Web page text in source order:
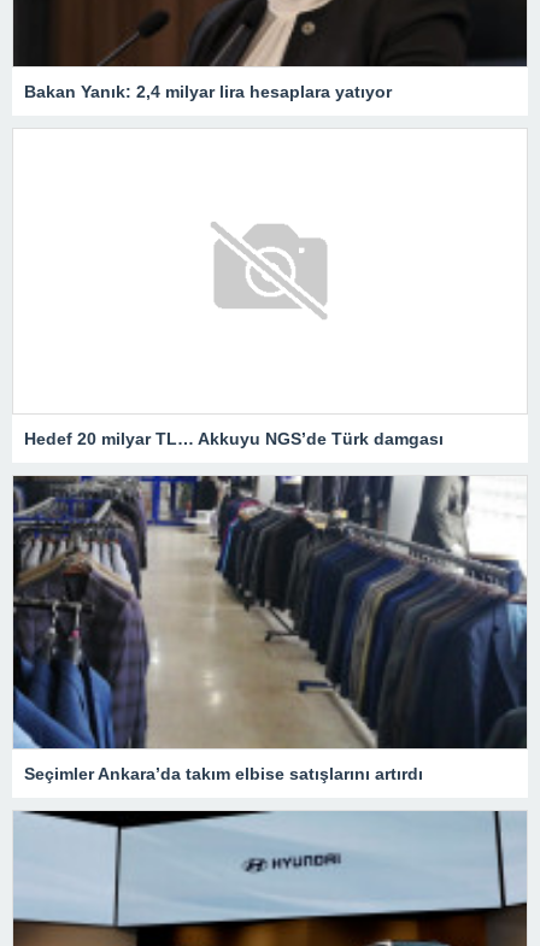
Bakan Yanık: 2,4 milyar lira hesaplara yatıyor
Hedef 20 milyar TL… Akkuyu NGS’de Türk damgası
Seçimler Ankara’da takım elbise satışlarını artırdı